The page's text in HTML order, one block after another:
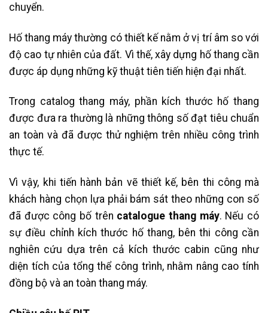
chuyển.
Hố thang máy thường có thiết kế nằm ở vị trí âm so với
độ cao tự nhiên của đất. Vì thế, xây dựng hố thang cần
được áp dụng những kỹ thuật tiên tiến hiện đại nhất.
Trong catalog thang máy, phần kích thước hố thang
được đưa ra thường là những thông số đạt tiêu chuẩn
an toàn và đã được thử nghiệm trên nhiều công trình
thực tế.
Vì vậy, khi tiến hành bản vẽ thiết kế, bên thi công mà
khách hàng chọn lựa phải bám sát theo những con số
đã được công bố trên catalogue thang máy. Nếu có
sự điều chỉnh kích thước hố thang, bên thi công cần
nghiên cứu dựa trên cả kích thước cabin cũng như
diện tích của tổng thể công trình, nhằm nâng cao tính
đồng bộ và an toàn thang máy.